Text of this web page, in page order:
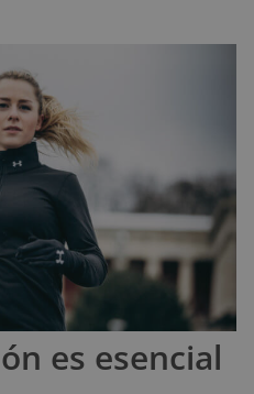
es esencial